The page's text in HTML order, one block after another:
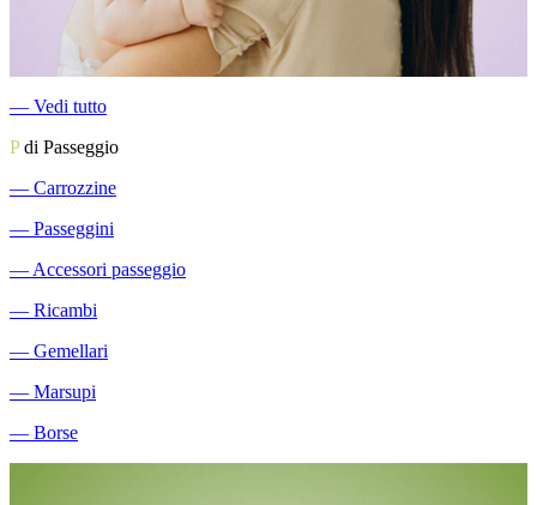
― Vedi tutto
Pdi Passeggio
― Carrozzine
― Passeggini
― Accessori passeggio
― Ricambi
― Gemellari
― Marsupi
― Borse